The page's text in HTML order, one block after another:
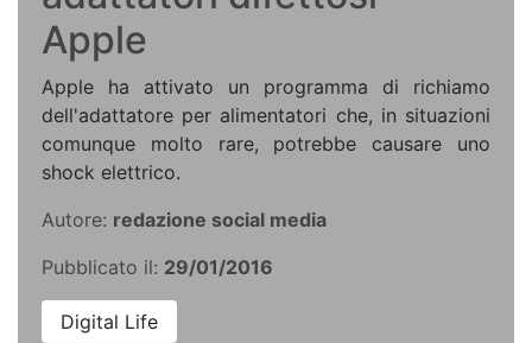
Apple
Apple ha attivato un programma di richiamo
dell'adattatore per alimentatori che, in situazioni
comunque molto rare, potrebbe causare uno
shock elettrico.
Autore: redazione social media
Pubblicato il: 29/01/2016
Digital Life